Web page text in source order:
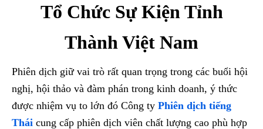
Tổ Chức Sự Kiện Tỉnh
Thành Việt Nam
Phiên dịch giữ vai trò rất quan trọng trong các buổi hội
nghị, hội thảo và đàm phán trong kinh doanh, ý thức
được nhiệm vụ to lớn đó Công ty Phiên dịch tiếng
Thái cung cấp phiên dịch viên chất lượng cao phù hợp